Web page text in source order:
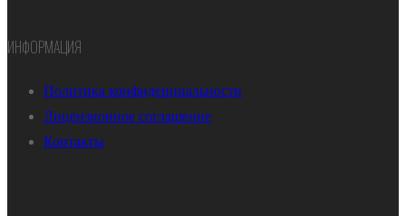
ИНФОРМАЦИЯ
Политика конфиденциальности
Лицензионное соглашение
Контакты